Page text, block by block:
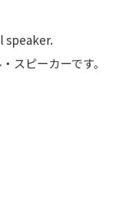
speaker.
スピーカーです。